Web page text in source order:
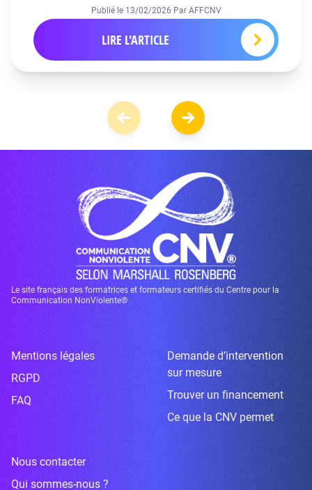
Publié le 13/02/2026 Par AFFCNV
LIRE L'ARTICLE
Le site français des formatrices et formateurs certifiés du Centre pour la
Communication NonViolente®
Mentions légales
RGPD
FAQ
Demande d’intervention
sur mesure
Trouver un financement
Ce que la CNV permet
Nous contacter
Qui sommes-nous ?